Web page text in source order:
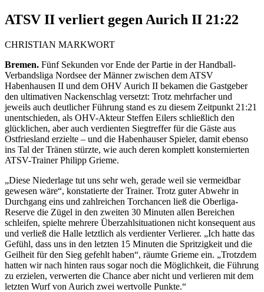
ATSV II verliert gegen Aurich II 21:22
CHRISTIAN MARKWORT
Bremen. Fünf Sekunden vor Ende der Partie in der Handball-
Verbandsliga Nordsee der Männer zwischen dem ATSV
Habenhausen II und dem OHV Aurich II bekamen die Gastgeber
den ultimativen Nackenschlag versetzt: Trotz mehrfacher und
jeweils auch deutlicher Führung stand es zu diesem Zeitpunkt 21:21
unentschieden, als OHV-Akteur Steffen Eilers schließlich den
glücklichen, aber auch verdienten Siegtreffer für die Gäste aus
Ostfriesland erzielte – und die Habenhauser Spieler, damit ebenso
ins Tal der Tränen stürzte, wie auch deren komplett konsternierten
ATSV-Trainer Philipp Grieme.
„Diese Niederlage tut uns sehr weh, gerade weil sie vermeidbar
gewesen wäre“, konstatierte der Trainer. Trotz guter Abwehr in
Durchgang eins und zahlreichen Torchancen ließ die Oberliga-
Reserve die Zügel in den zweiten 30 Minuten allen Bereichen
schleifen, spielte mehrere Überzahlsituationen nicht konsequent aus
und verließ die Halle letztlich als verdienter Verlierer. „Ich hatte das
Gefühl, dass uns in den letzten 15 Minuten die Spritzigkeit und die
Geilheit für den Sieg gefehlt haben“, räumte Grieme ein. „Trotzdem
hatten wir nach hinten raus sogar noch die Möglichkeit, die Führung
zu erzielen, verwerten die Chance aber nicht und verlieren mit dem
letzten Wurf von Aurich zwei wertvolle Punkte.“